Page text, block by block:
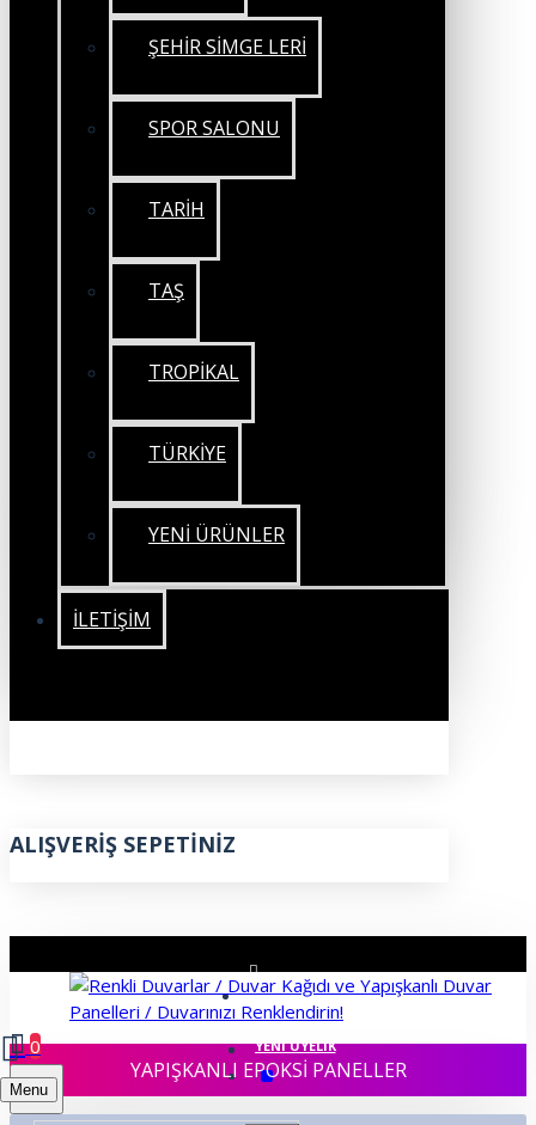
ŞEHİR SİMGE LERİ
SPOR SALONU
TARİH
TAŞ
TROPİKAL
TÜRKİYE
YENİ ÜRÜNLER
İLETIŞIM
ALIŞVERIŞ SEPETINIZ
ÜYE GIRIŞI
YENI ÜYELIK
Menu
0
YAPIŞKANLI EPOKSİ PANELLER